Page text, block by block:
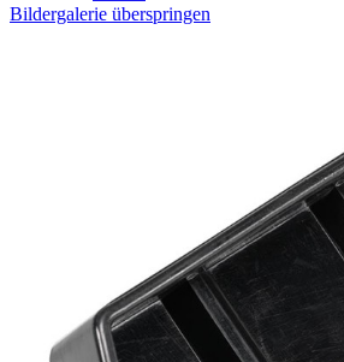
Bildergalerie überspringen